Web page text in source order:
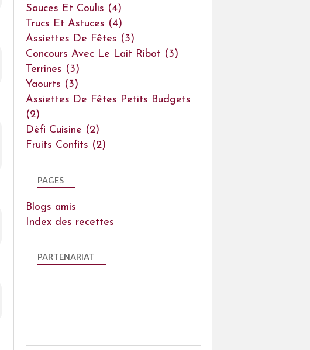
PAGES
Blogs amis
Index des recettes
Sauces Et Coulis (4)
Trucs Et Astuces (4)
Assiettes De Fêtes (3)
Concours Avec Le Lait Ribot (3)
Terrines (3)
Yaourts (3)
Assiettes De Fêtes Petits Budgets
(2)
Défi Cuisine (2)
Fruits Confits (2)
PARTENARIAT